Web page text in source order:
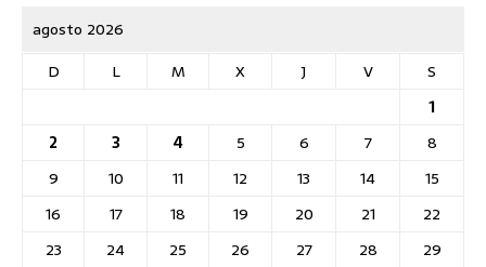
agosto 2026
D
L M X J V
S
1
2
3 4 5 6 7
8
9
10 11 12 13 14
15
16
17 18 19 20 21
22
23
24 25 26 27 28
29